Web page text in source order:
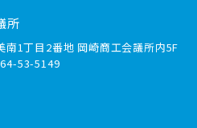
所
1丁目2番地 岡崎商工会議所内5F
53-5149